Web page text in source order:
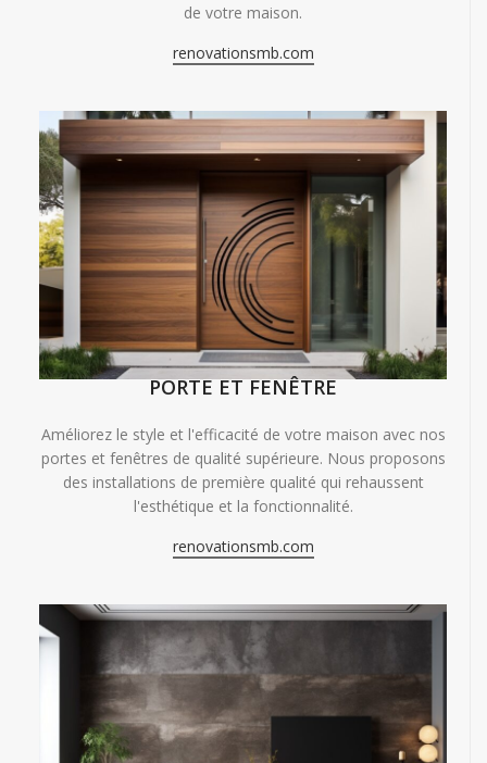
de votre maison.
renovationsmb.com
PORTE ET FENÊTRE
Améliorez le style et l'efficacité de votre maison avec nos
portes et fenêtres de qualité supérieure. Nous proposons
des installations de première qualité qui rehaussent
l'esthétique et la fonctionnalité.
renovationsmb.com